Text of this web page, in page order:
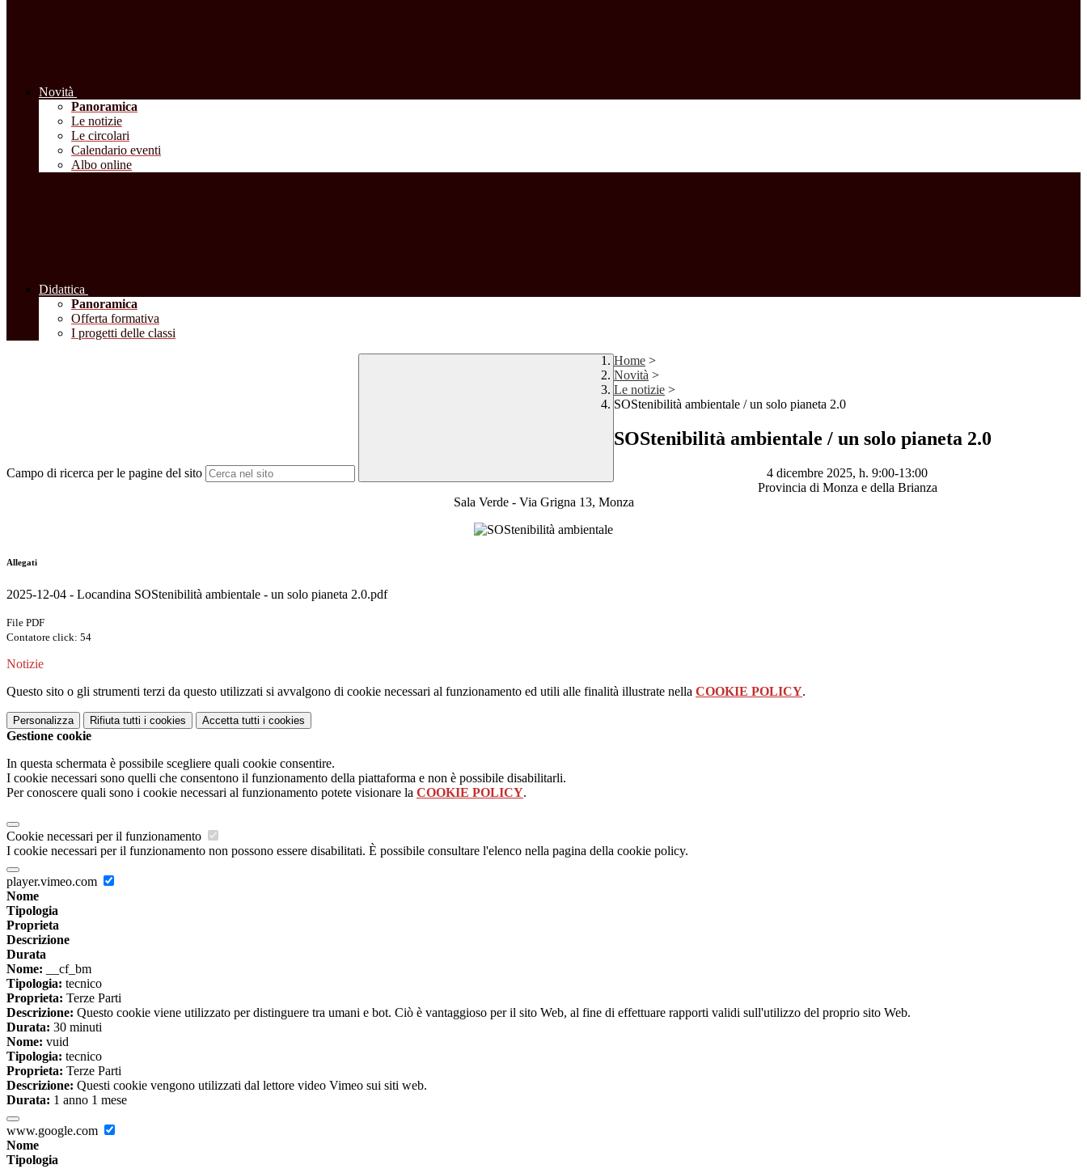
Novità
Panoramica
Le notizie
Le circolari
Calendario eventi
Albo online
Didattica
Panoramica
Offerta formativa
I progetti delle classi
Campo di ricerca per le pagine del sito
Home >
Novità >
Le notizie >
SOStenibilità ambientale / un solo pianeta 2.0
SOStenibilità ambientale / un solo pianeta 2.0
4 dicembre 2025, h. 9:00-13:00
Provincia di Monza e della Brianza
Sala Verde - Via Grigna 13, Monza
Allegati
2025-12-04 - Locandina SOStenibilità ambientale - un solo pianeta 2.0.pdf
File PDF
Contatore click: 54
Notizie
Questo sito o gli strumenti terzi da questo utilizzati si avvalgono di cookie necessari al funzionamento ed utili alle finalità illustrate nella COOKIE POLICY.
Personalizza Rifiuta tutti i cookies Accetta tutti i cookies
Gestione cookie
In questa schermata è possibile scegliere quali cookie consentire.
I cookie necessari sono quelli che consentono il funzionamento della piattaforma e non è possibile disabilitarli.
Per conoscere quali sono i cookie necessari al funzionamento potete visionare la COOKIE POLICY.
Cookie necessari per il funzionamento
I cookie necessari per il funzionamento non possono essere disabilitati. È possibile consultare l'elenco nella pagina della cookie policy.
player.vimeo.com
Nome
Tipologia
Proprieta
Descrizione
Durata
Nome: __cf_bm
Tipologia: tecnico
Proprieta: Terze Parti
Descrizione: Questo cookie viene utilizzato per distinguere tra umani e bot. Ciò è vantaggioso per il sito Web, al fine di effettuare rapporti validi sull'utilizzo del proprio sito Web.
Durata: 30 minuti
Nome: vuid
Tipologia: tecnico
Proprieta: Terze Parti
Descrizione: Questi cookie vengono utilizzati dal lettore video Vimeo sui siti web.
Durata: 1 anno 1 mese
www.google.com
Nome
Tipologia